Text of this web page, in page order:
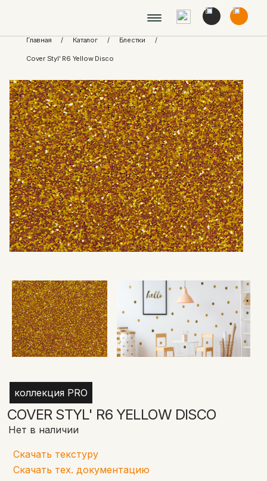
Главная / Каталог / Блестки /
Cover Styl' R6 Yellow Disco
коллекция PRO
COVER STYL' R6 YELLOW DISCO
Нет в наличии
Скачать текстуру
Скачать тех. документацию